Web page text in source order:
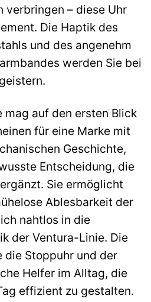
verbringen – diese Uhr
Die Haptik des
und des angenehm
werden Sie bei
mag auf den ersten Blick
für eine Marke mit
Geschichte,
Entscheidung, die
Sie ermöglicht
Ablesbarkeit der
nahtlos in die
der Ventura-Linie. Die
die Stoppuhr und der
Helfer im Alltag, die
effizient zu gestalten.